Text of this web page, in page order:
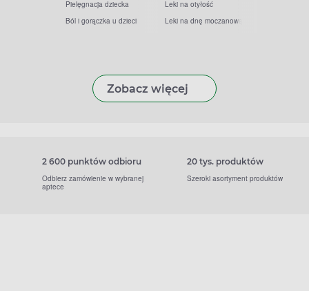
Pielęgnacja dziecka
Ból i gorączka u dzieci
Leki na otyłość
Leki na dnę moczanową
Zobacz więcej
2 600 punktów odbioru
Odbierz zamówienie w wybranej
aptece
20 tys. produktów
Szeroki asortyment produktów